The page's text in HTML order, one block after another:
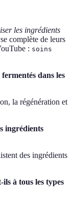
les ingrédients
complète de leurs
: soins
dans les
la régénération et
ingrédients
des ingrédients
à tous les types